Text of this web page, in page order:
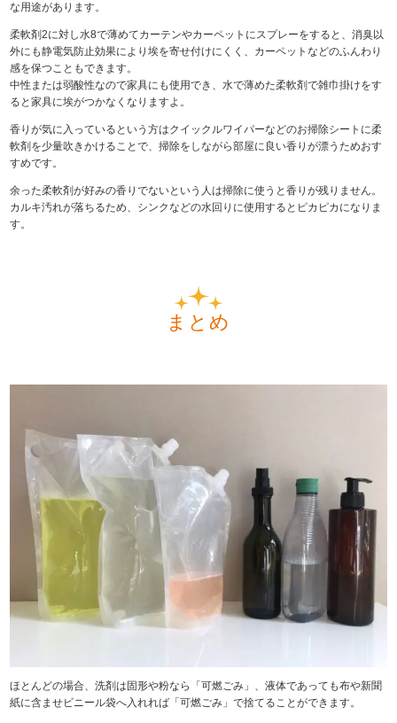
な用途があります。
柔軟剤2に対し水8で薄めてカーテンやカーペットにスプレーをすると、消臭以
外にも静電気防止効果により埃を寄せ付けにくく、カーペットなどのふんわり
感を保つこともできます。
中性または弱酸性なので家具にも使用でき、水で薄めた柔軟剤で雑巾掛けをす
ると家具に埃がつかなくなりますよ。
香りが気に入っているという方はクイックルワイパーなどのお掃除シートに柔
軟剤を少量吹きかけることで、掃除をしながら部屋に良い香りが漂うためおす
すめです。
余った柔軟剤が好みの香りでないという人は掃除に使うと香りが残りません。
カルキ汚れが落ちるため、シンクなどの水回りに使用するとピカピカになりま
す。
まとめ
ほとんどの場合、洗剤は固形や粉なら「可燃ごみ」、液体であっても布や新聞
紙に含ませビニール袋へ入れれば「可燃ごみ」で捨てることができます。